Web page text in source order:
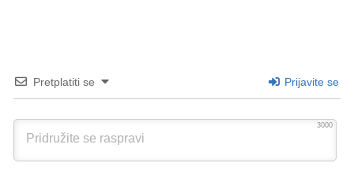
Pretplatiti se Prijavite se
3000